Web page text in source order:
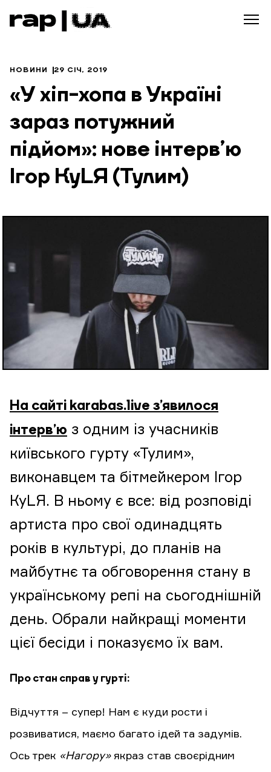
НОВИНИ 29 СІЧ, 2019
«У хіп-хопа в Україні
зараз потужний
підйом»: нове інтерв’ю
Ігор КуLЯ (Тулим)
На сайті karabas.live з’явилося
інтерв’ю з одним із учасників
київського гурту «Тулим»,
виконавцем та бітмейкером Ігор
КуLЯ. В ньому є все: від розповіді
артиста про свої одинадцять
років в культурі, до планів на
майбутнє та обговорення стану в
українському репі на сьогоднішній
день. Обрали найкращі моменти
цієї бесіди і показуємо їх вам.
Про стан справ у гурті:
Відчуття – супер! Нам є куди рости і
розвиватися, маємо багато ідей та задумів.
Ось трек «Нагору»якраз став своєрідним